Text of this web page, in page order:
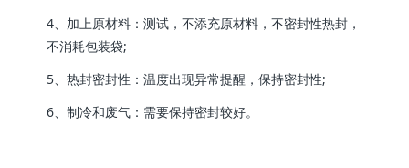
4、加上原材料：测试，不添充原材料，不密封性热封，
不消耗包装袋;
5、热封密封性：温度出现异常提醒，保持密封性;
6、制冷和废气：需要保持密封较好。